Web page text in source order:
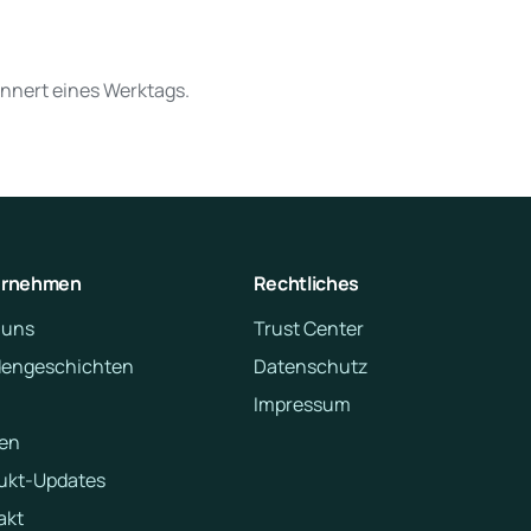
eines Werktags.
Updates
Rechtliches
Trust Center
Datenschutz
Impressum